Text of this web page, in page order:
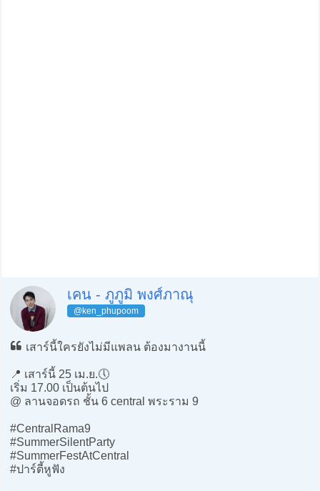
เคน - ภูภูมิ พงศ์ภาณุ
@ken_phupoom
เสาร์นี้ใครยังไม่มีแพลน ต้องมางานนี้
📍 เสาร์นี้ 25 เม.ย.🕔
เริ่ม 17.00 เป็นต้นไป
@ ลานจอดรถ ชั้น 6 central พระราม 9
#CentralRama9
#SummerSilentParty
#SummerFestAtCentral
#ปาร์ตี้หูฟัง